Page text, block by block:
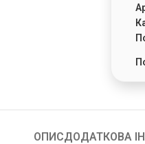
ОПИСДОДАТКОВА